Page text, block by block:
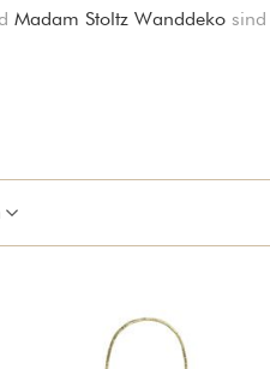
Madam Stoltz Wanddeko